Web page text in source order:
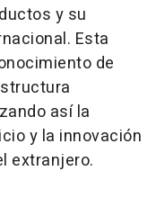
y su
Esta
de
así la
y la innovación
extranjero.